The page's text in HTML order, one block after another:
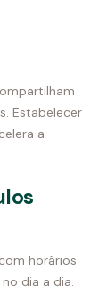
Estabelecer
a
horários
dia a dia.